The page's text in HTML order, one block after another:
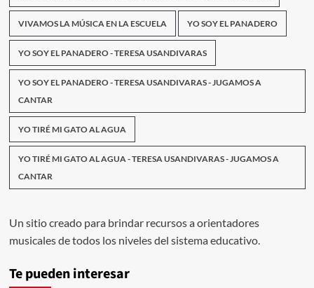
VIVAMOS LA MÚSICA EN LA ESCUELA YO SOY EL PANADERO
YO SOY EL PANADERO - TERESA USANDIVARAS
YO SOY EL PANADERO - TERESA USANDIVARAS - JUGAMOS A
CANTAR
YO TIRÉ MI GATO AL AGUA
YO TIRÉ MI GATO AL AGUA - TERESA USANDIVARAS - JUGAMOS A
CANTAR
Un sitio creado para brindar recursos a orientadores
musicales de todos los niveles del sistema educativo.
Te pueden interesar